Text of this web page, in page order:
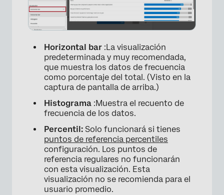
Horizontal bar :La visualización
predeterminada y muy recomendada,
que muestra los datos de frecuencia
como porcentaje del total. (Visto en la
captura de pantalla de arriba.)
Histograma :Muestra el recuento de
frecuencia de los datos.
Percentil: Solo funcionará si tienes
puntos de referencia percentiles
configuración. Los puntos de
referencia regulares no funcionarán
con esta visualización. Esta
visualización no se recomienda para el
usuario promedio.